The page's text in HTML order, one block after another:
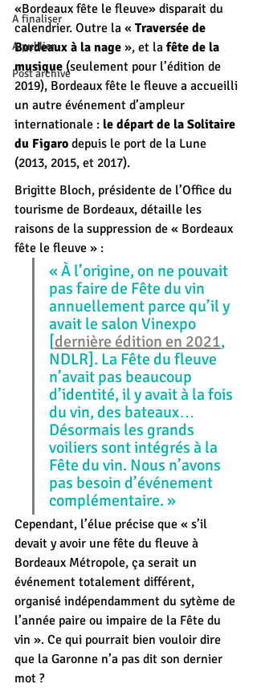
A finaliser
A publier
Post archivé
«Bordeaux fête le fleuve» disparait du
calendrier. Outre la « Traversée de
Bordeaux à la nage », et la fête de la
musique (seulement pour l’édition de
2019), Bordeaux fête le fleuve a accueilli
un autre événement d’ampleur
internationale : le départ de la Solitaire
du Figaro depuis le port de la Lune
(2013, 2015, et 2017).
Brigitte Bloch, présidente de l’Office du
tourisme de Bordeaux, détaille les
raisons de la suppression de « Bordeaux
fête le fleuve » :
« À l’origine, on ne pouvait
pas faire de Fête du vin
annuellement parce qu’il y
avait le salon Vinexpo
[dernière édition en 2021,
NDLR]. La Fête du fleuve
n’avait pas beaucoup
d’identité, il y avait à la fois
du vin, des bateaux…
Désormais les grands
voiliers sont intégrés à la
Fête du vin. Nous n’avons
pas besoin d’événement
complémentaire. »
Cependant, l’élue précise que « s’il
devait y avoir une fête du fleuve à
Bordeaux Métropole, ça serait un
événement totalement différent,
organisé indépendamment du sytème de
l’année paire ou impaire de la Fête du
vin ». Ce qui pourrait bien vouloir dire
que la Garonne n’a pas dit son dernier
mot ?